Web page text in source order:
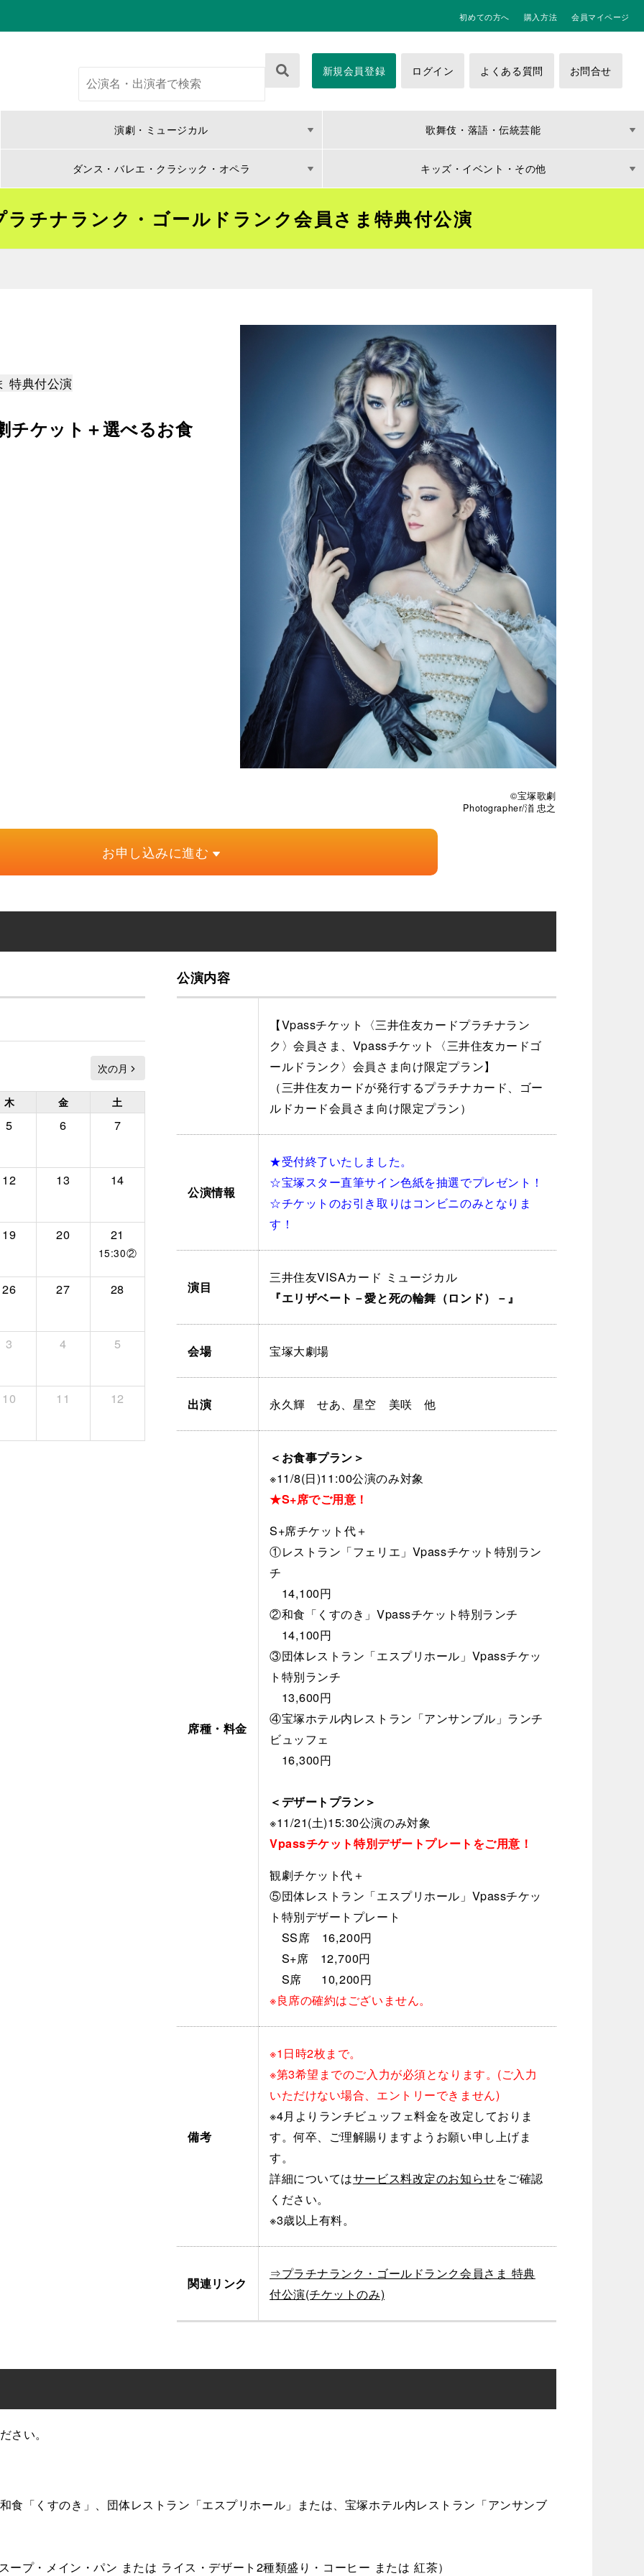
初めての方へ 購入方法 会員マイページ
新規会員登録 ログイン よくある質問 お問合せ
演劇・ミュージカル 歌舞伎・落語・伝統芸能
ダンス・バレエ・クラシック・オペラ キッズ・イベント・その他
ラチナランク・ゴールドランク会員さま特典付公演
特典付公演
チケット＋選べるお食
©宝塚歌劇
Photographer/渞 忠之
お申し込みに進む
木 金 土
5 6 7
12 13 14
19 20 21
15:30②
26 27 28
3 4 5
10 11 12
公演内容
【Vpassチケット〈三井住友カードプラチナラン
ク〉会員さま、Vpassチケット〈三井住友カードゴ
ールドランク〉会員さま向け限定プラン】
（三井住友カードが発行するプラチナカード、ゴー
ルドカード会員さま向け限定プラン）
公演情報
★受付終了いたしました。
☆宝塚スター直筆サイン色紙を抽選でプレゼント！
☆チケットのお引き取りはコンビニのみとなりま
す！
演目
三井住友VISAカード ミュージカル
『エリザベート－愛と死の輪舞（ロンド）－』
会場 宝塚大劇場
出演 永久輝 せあ、星空 美咲 他
席種・料金
＜お食事プラン＞
※11/8(日)11:00公演のみ対象
★S+席でご用意！
S+席チケット代＋
①レストラン「フェリエ」Vpassチケット特別ラン
チ
14,100円
②和食「くすのき」Vpassチケット特別ランチ
14,100円
③団体レストラン「エスプリホール」Vpassチケッ
ト特別ランチ
13,600円
④宝塚ホテル内レストラン「アンサンブル」ランチ
ビュッフェ
16,300円
＜デザートプラン＞
※11/21(土)15:30公演のみ対象
Vpassチケット特別デザートプレートをご用意！
観劇チケット代＋
⑤団体レストラン「エスプリホール」Vpassチケッ
ト特別デザートプレート
SS席 16,200円
S+席 12,700円
S席 10,200円
※良席の確約はございません。
備考
※1日時2枚まで。
※第3希望までのご入力が必須となります。(ご入力
いただけない場合、エントリーできません)
※4月よりランチビュッフェ料金を改定しておりま
す。何卒、ご理解賜りますようお願い申し上げま
す。
詳細についてはサービス料改定のお知らせをご確認
ください。
※3歳以上有料。
関連リンク
⇒プラチナランク・ゴールドランク会員さま 特典
付公演(チケットのみ)
さい。
食「くすのき」、団体レストラン「エスプリホール」または、宝塚ホテル内レストラン「アンサンブ
プ・メイン・パン または ライス・デザート2種類盛り・コーヒー または 紅茶）